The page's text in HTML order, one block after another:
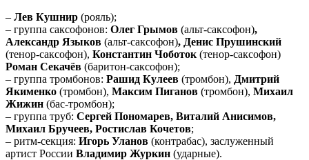
– Лев Кушнир (рояль);
– группа саксофонов: Олег Грымов (альт-саксофон),
Александр Языков (альт-саксофон), Денис Прушинский
(тенор-саксофон), Константин Чоботок (тенор-саксофон)
Роман Секачёв (баритон-саксофон);
– группа тромбонов: Рашид Кулеев (тромбон), Дмитрий
Якименко (тромбон), Максим Пиганов (тромбон), Михаил
Жижин (бас-тромбон);
– группа труб: Сергей Пономарев, Виталий Анисимов,
Михаил Бручеев, Ростислав Кочетов;
– ритм-секция: Игорь Уланов (контрабас), заслуженный
артист России Владимир Журкин (ударные).